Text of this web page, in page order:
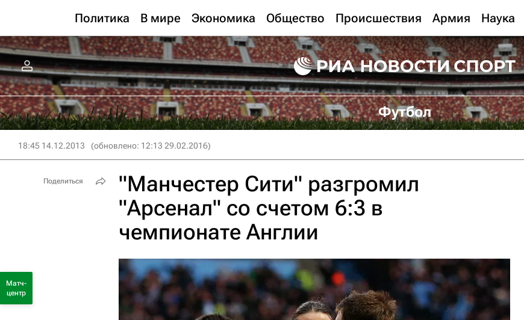
Политика В мире Экономика Общество Происшествия Армия Наука
Футбол
18:45 14.12.2013 (обновлено: 12:13 29.02.2016)
"Манчестер Сити" разгромил
"Арсенал" со счетом 6:3 в
чемпионате Англии
Поделиться
Матч-
центр